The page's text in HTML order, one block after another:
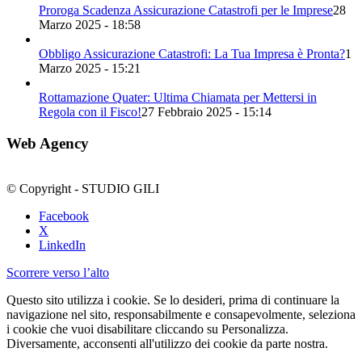
Proroga Scadenza Assicurazione Catastrofi per le Imprese28
Marzo 2025 - 18:58
Obbligo Assicurazione Catastrofi: La Tua Impresa è Pronta?1
Marzo 2025 - 15:21
Rottamazione Quater: Ultima Chiamata per Mettersi in
Regola con il Fisco!27 Febbraio 2025 - 15:14
Web Agency
© Copyright - STUDIO GILI
Facebook
X
LinkedIn
Scorrere verso l’alto
Questo sito utilizza i cookie. Se lo desideri, prima di continuare la
navigazione nel sito, responsabilmente e consapevolmente, seleziona
i cookie che vuoi disabilitare cliccando su Personalizza.
Diversamente, acconsenti all'utilizzo dei cookie da parte nostra.